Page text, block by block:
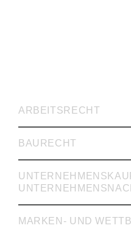
ARBEITSRECHT
BAURECHT
MARKEN- UND